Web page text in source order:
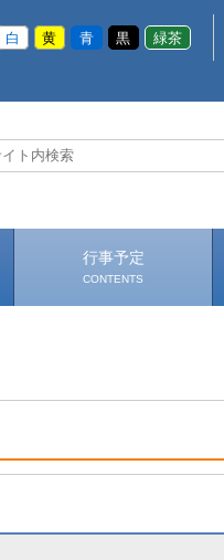
白 黄 青 黒 緑茶
行事予定
CONTENTS